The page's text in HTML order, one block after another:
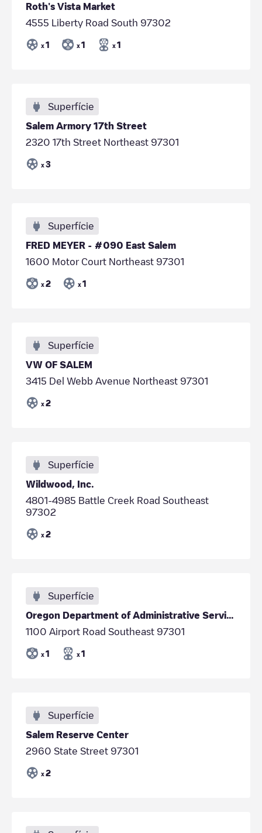
Roth's Vista Market
4555 Liberty Road South 97302
x 1 x 1 x 1
Superfície
Salem Armory 17th Street
2320 17th Street Northeast 97301
x 3
Superfície
FRED MEYER - #090 East Salem
1600 Motor Court Northeast 97301
x 2 x 1
Superfície
VW OF SALEM
3415 Del Webb Avenue Northeast 97301
x 2
Superfície
Wildwood, Inc.
4801-4985 Battle Creek Road Southeast
97302
x 2
Superfície
Oregon Department of Administrative Services Motor Pool
1100 Airport Road Southeast 97301
x 1 x 1
Superfície
Salem Reserve Center
2960 State Street 97301
x 2